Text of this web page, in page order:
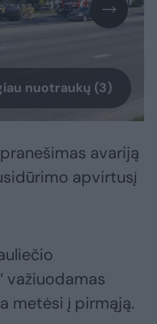
nuotraukų (3)
avariją
apvirtusį
važiuodamas
metėsi į pirmąją.